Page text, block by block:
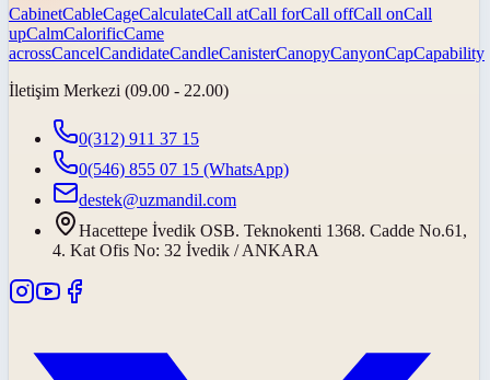
CabinetCableCageCalculateCall atCall forCall offCall onCall
upCalmCalorificCame
acrossCancelCandidateCandleCanisterCanopyCanyonCapCapability
İletişim Merkezi (09.00 - 22.00)
0(312) 911 37 15
0(546) 855 07 15 (WhatsApp)
destek@uzmandil.com
Hacettepe İvedik OSB. Teknokenti 1368. Cadde No.61,
4. Kat Ofis No: 32 İvedik / ANKARA